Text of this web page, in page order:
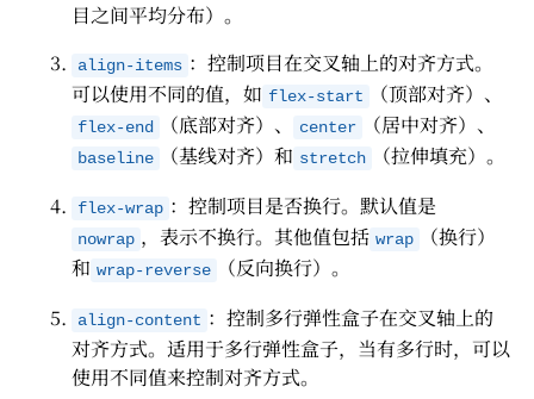
目之间平均分布）。
align-items ：控制项目在交叉轴上的对齐方式。
可以使用不同的值，如 flex-start （顶部对齐）、
flex-end （底部对齐）、 center （居中对齐）、
baseline （基线对齐）和 stretch （拉伸填充）。
flex-wrap ：控制项目是否换行。默认值是
nowrap ，表示不换行。其他值包括 wrap
（换行）
和 wrap-reverse （反向换行）。
align-content ：控制多行弹性盒子在交叉轴上的
对齐方式。适用于多行弹性盒子，当有多行时，可以
使用不同值来控制对齐方式。